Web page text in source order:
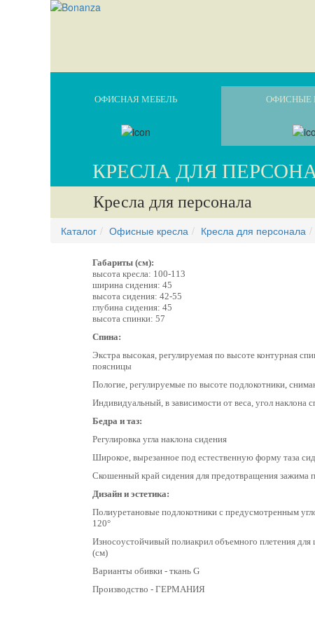
ОФИСНАЯ МЕБЕЛЬ ОФИСНЫЕ
КРЕСЛА ДЛЯ
Кресла для персонала
Каталог Офисные кресла Кресла для персонала
Габариты (см):
высота кресла: 100-113
ширина сидения: 45
высота сидения: 42-55
глубина сидения: 45
высота спинки: 57
Спина:
Экстра высокая, регулируемая по высоте контурная
поясницы
Пологие, регулируемые по высоте подлокотники,
Индивидуальный, в зависимости от веса, угол наклона
Бедра и таз:
Регулировка угла наклона сидения
Широкое, вырезанное под естественную форму таза
Скошенный край сидения для предотвращения зажима
Дизайн и эстетика:
Полиуретановые подлокотники с предусмотренным
120°
Износоустойчивый полиакрил объемного плетения
(см)
Варианты обивки - ткань G
Производство - ГЕРМАНИЯ